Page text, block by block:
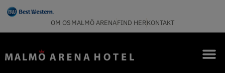
OM OSMALMÖ ARENAFIND HERKONTAKT